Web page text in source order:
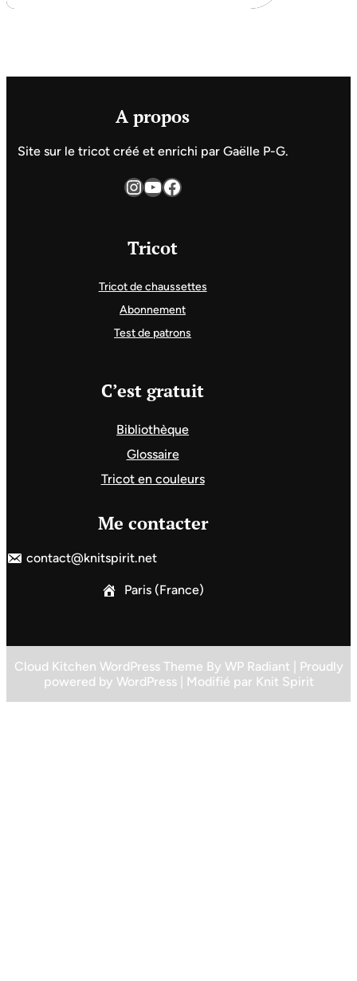
A propos
Site sur le tricot créé et enrichi par Gaëlle P-G.
InstagramYouTube Facebook
Tricot
Tricot de chaussettes
Abonnement
Test de patrons
C’est gratuit
Bibliothèque
Glossaire
Tricot en couleurs
Me contacter
contact@knitspirit.net
Paris (France)
Cloud Kitchen WordPress Theme By WP Radiant | Proudly
powered by WordPress| Modifié par Knit Spirit